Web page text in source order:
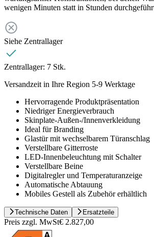
wenigen Minuten statt in Stunden
Siehe Zentrallager
Zentrallager: 7 Stk.
Versandzeit in Ihre Region 5-9 Werktage
Hervorragende Produktpräsentation
Niedriger Energieverbrauch
Skinplate-Außen-/Innenverkleidung
Ideal für Branding
Glastür mit wechselbarem Türanschlag
Verstellbare Gitterroste
LED-Innenbeleuchtung mit Schalter
Verstellbare Beine
Digitalregler und Temperaturanzeige
Automatische Abtauung
Mobiles Gestell als Zubehör erhältlich
Technische Daten Ersatzteile
Preis zzgl. MwSt€ 2.827,00